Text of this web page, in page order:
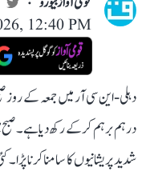
12:40 PM
دہلی-این سی آر میں جمعہ کے
درہم برہم کر کے رکھ دیا ہے۔
شدید پریشانیوں کا سامنا کرنا